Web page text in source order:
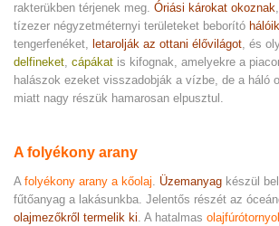
rakterükben térjenek meg. Óriási károkat okoznak
tízezer négyzetméternyi területeket beborító hálóik
tengerfenéket, letarolják az ottani élővilágot, és
delfineket, cápákat is kifognak, amelyekre a
halászok ezeket visszadobják a vízbe, de a háló
miatt nagy részük hamarosan elpusztul.
A folyékony arany
A folyékony arany a kőolaj. Üzemanyag készül
fűtőanyag a lakásunkba. Jelentős részét az
olajmezőkről termelik ki. A hatalmas